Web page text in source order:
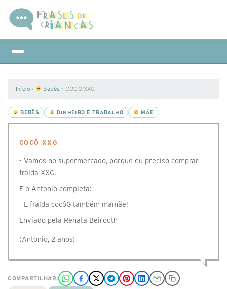
Início › Bebês › COCÔ XXG
BEBÊS DINHEIRO E TRABALHO MÃE
COCÔ XXG
- Vamos no supermercado, porque eu preciso comprar
fralda XXG.
E o Antonio completa:
- E fralda cocôG também mamãe!
Enviado pela Renata Beirouth
(Antonio, 2 anos)
COMPARTILHAR: